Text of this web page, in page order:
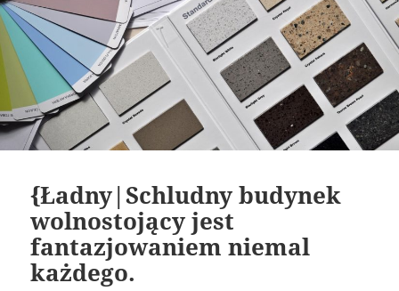
{Ładny|Schludny budynek
wolnostojący jest
fantazjowaniem niemal
każdego.